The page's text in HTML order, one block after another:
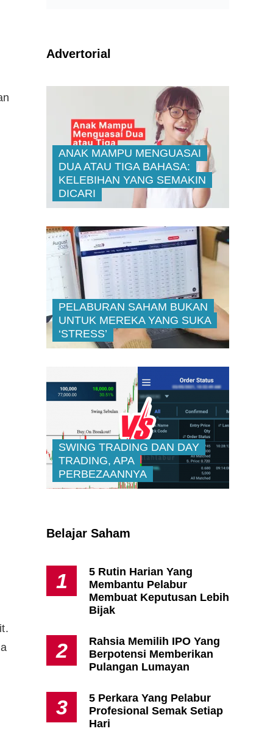
Advertorial
ANAK MAMPU MENGUASAI
DUA ATAU TIGA BAHASA:
KELEBIHAN YANG SEMAKIN
DICARI
PELABURAN SAHAM BUKAN
UNTUK MEREKA YANG SUKA
‘STRESS’
SWING TRADING DAN DAY
TRADING, APA
PERBEZAANNYA
Belajar Saham
1
5 Rutin Harian Yang
Membantu Pelabur
Membuat Keputusan Lebih
Bijak
2
Rahsia Memilih IPO Yang
Berpotensi Memberikan
Pulangan Lumayan
3
5 Perkara Yang Pelabur
Profesional Semak Setiap
Hari
Apa Itu Fundamental Analysis
Yang Selalu Sifu Saham Sebut
Tu?